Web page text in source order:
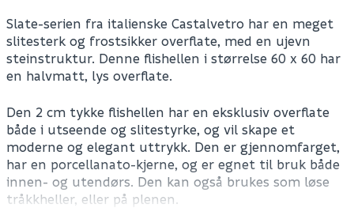
Slate-serien fra italienske Castalvetro har en meget
slitesterk og frostsikker overflate, med en ujevn
steinstruktur. Denne flishellen i størrelse 60 x 60 har
en halvmatt, lys overflate.
Den 2 cm tykke flishellen har en eksklusiv overflate
både i utseende og slitestyrke, og vil skape et
moderne og elegant uttrykk. Den er gjennomfarget,
har en porcellanato-kjerne, og er egnet til bruk både
innen- og utendørs. Den kan også brukes som løse
tråkkheller, eller på plenen.